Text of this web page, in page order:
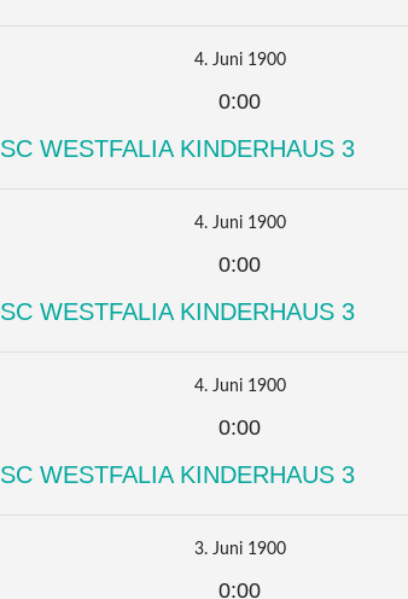
4. Juni 1900
0:00
SC WESTFALIA KINDERHAUS 3
4. Juni 1900
0:00
SC WESTFALIA KINDERHAUS 3
4. Juni 1900
0:00
SC WESTFALIA KINDERHAUS 3
3. Juni 1900
0:00